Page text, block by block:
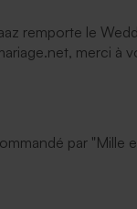
remporte le
merci à
par "Mille